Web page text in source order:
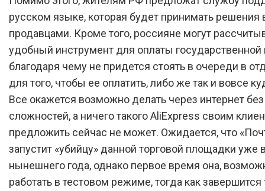
русском языке, которая будет принимать решения
продавцами. Кроме того, россияне могут
удобный инструмент для оплаты
благодаря чему не придется стоять в очереди в
для того, чтобы ее оплатить, либо же так и вовсе
Все окажется возможно делать через интернет
сложностей, а ничего такого AliExpress своим
предложить сейчас не может. Ожидается, что
запустит «убийцу» данной торговой площадки уже
нынешнего года, однако первое время она,
работать в тестовом режиме, тогда как завершится